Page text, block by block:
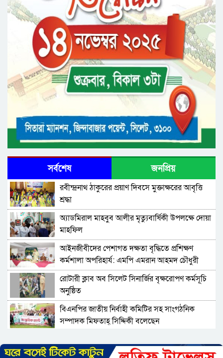
সর্বশেষ জনপ্রিয়
রবীন্দ্রনাথ ঠাকুরের প্রয়াণ দিবসে মুক্তাক্ষরের আবৃত্তি
শ্রদ্ধা
অ্যাডমিরাল মাহবুব আলীর মৃত্যুবার্ষিকী উপলক্ষে দোয়া
মাহফিল
‎আইনজীবীদের পেশাগত দক্ষতা বৃদ্ধিতে প্রশিক্ষণ
কর্মশালা অপরিহার্য: এমপি এমরান আহমদ চৌধুরী
রোটারী ক্লাব অব সিলেট সিনার্জির বৃক্ষরোপণ কর্মসূচি
অনুষ্ঠিত
বিএনপির জাতীয় নির্বাহী কমিটির সহ সাংগঠনিক
সম্পাদক মিফতাহ্ সিদ্দিকী বলেছেন
সেক্রেটারী অধ্যক্ষ নজরুল ইসলাম বলেছেন